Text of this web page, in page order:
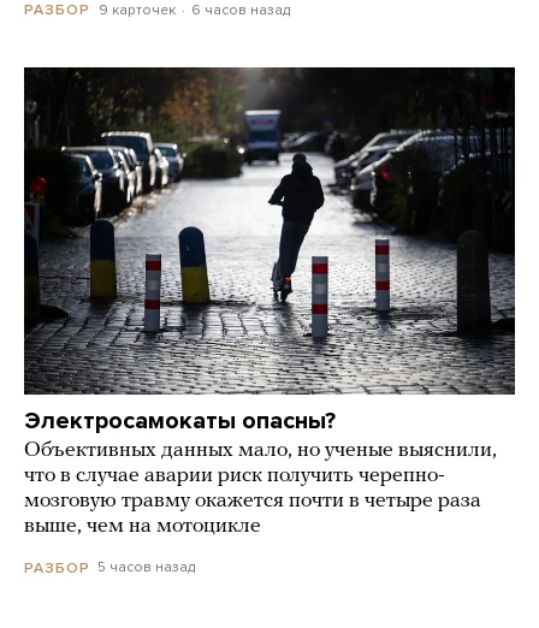
РАЗБОР 9 карточек 6 часов назад
Электросамокаты опасны?
Объективных данных мало, но ученые выяснили,
что в случае аварии риск получить черепно-
мозговую травму окажется почти в четыре раза
выше, чем на мотоцикле
РАЗБОР 5 часов назад